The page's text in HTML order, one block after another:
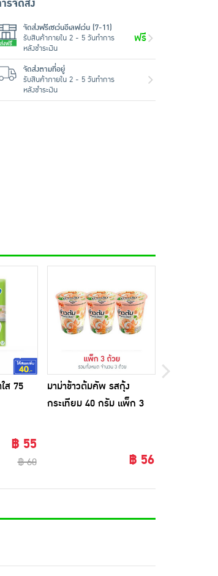
รจัดส่ง
จัดส่งฟรีเซเว่นอีเลฟเว่น (7-11)
รับสินค้าภายใน 2 - 5 วันทำการ
หลังชำระเงิน
ฟรี
จัดส่งตามที่อยู่
รับสินค้าภายใน 2 - 5 วันทำการ
หลังชำระเงิน
ส 75
฿ 55
฿ 60
มาม่าข้าวต้มคัพ รสกุ้ง
กระเทียม 40 กรัม แพ็ก 3
฿ 56